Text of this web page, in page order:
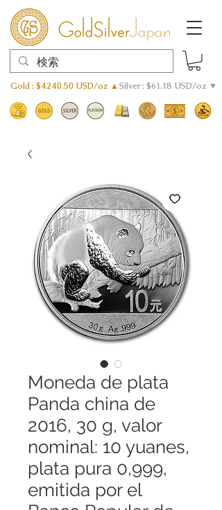
Gold : $4240.50 USD/oz ▲Silver : $61.18 USD/oz ▼
Moneda de plata
Panda china de
2016, 30 g, valor
nominal: 10 yuanes,
plata pura 0,999,
emitida por el